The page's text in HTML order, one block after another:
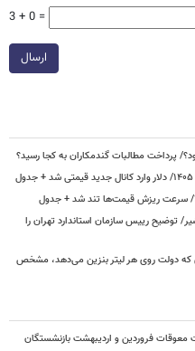
3 + 0 =
ارسال
پرداخت مطالبات گندمکاران به کجا رسید؟
توضیح رییس سازمان استاندارد تهران را
که دولت روی هر لیتر بنزین می‌دهد، مشخص
معوقات فروردین و اردیبهشت بازنشستگان